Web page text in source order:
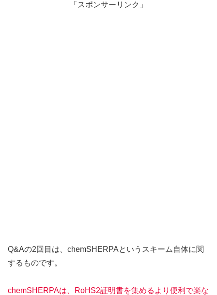
「スポンサーリンク」
Q&Aの2回目は、chemSHERPAというスキーム自体に関
するものです。
chemSHERPAは、RoHS2証明書を集めるより便利で楽な